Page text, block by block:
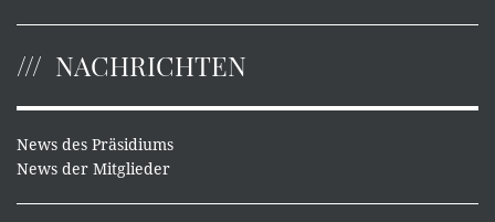
NACHRICHTEN
News des Präsidiums
News der Mitglieder